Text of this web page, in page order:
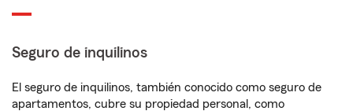
Seguro de inquilinos
El seguro de inquilinos, también conocido como seguro de
apartamentos, cubre su propiedad personal, como